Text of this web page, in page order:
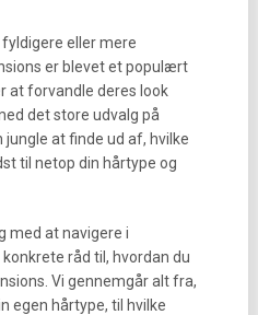
eller mere
er blevet et populært
at forvandle deres look
det store udvalg på
at finde ud af, hvilke
til netop din hårtype og
med at navigere i
råd til, hvordan du
Vi gennemgår alt fra,
egen hårtype, til hvilke